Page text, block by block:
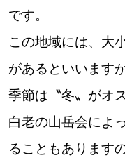
【いろんな価値観や
Sitakke編集部 IKU
【暮らしの知恵を身
【道央のお気に入り
です。
この地域には、大
があるといいます
季節は〝冬〟がオ
白老の山岳会によ
ることもあります